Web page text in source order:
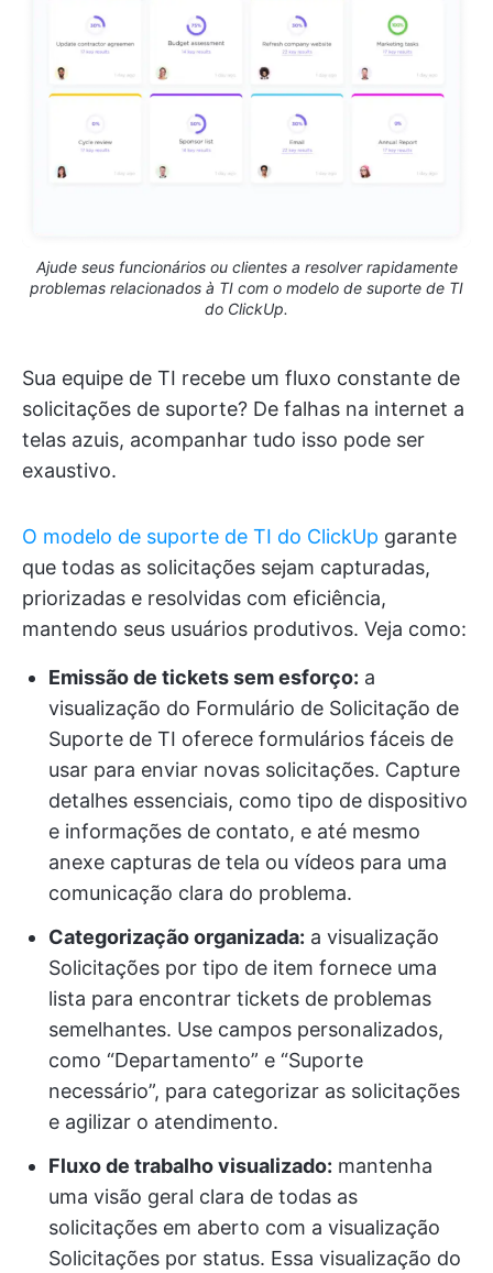
Ajude seus funcionários ou clientes a resolver rapidamente
problemas relacionados à TI com o modelo de suporte de TI
do ClickUp.
Sua equipe de TI recebe um fluxo constante de
solicitações de suporte? De falhas na internet a
telas azuis, acompanhar tudo isso pode ser
exaustivo.
O modelo de suporte de TI do ClickUp garante
que todas as solicitações sejam capturadas,
priorizadas e resolvidas com eficiência,
mantendo seus usuários produtivos. Veja como:
Emissão de tickets sem esforço: a
visualização do Formulário de Solicitação de
Suporte de TI oferece formulários fáceis de
usar para enviar novas solicitações. Capture
detalhes essenciais, como tipo de dispositivo
e informações de contato, e até mesmo
anexe capturas de tela ou vídeos para uma
comunicação clara do problema.
Categorização organizada: a visualização
Solicitações por tipo de item fornece uma
lista para encontrar tickets de problemas
semelhantes. Use campos personalizados,
como “Departamento” e “Suporte
necessário”, para categorizar as solicitações
e agilizar o atendimento.
Fluxo de trabalho visualizado: mantenha
uma visão geral clara de todas as
solicitações em aberto com a visualização
Solicitações por status. Essa visualização do